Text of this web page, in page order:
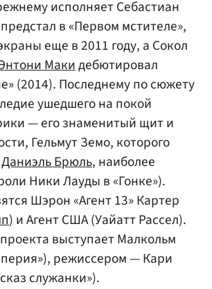
исполняет Себастиан
в «Первом мстителе»,
еще в 2011 году, а Сокол
Макидебютировал
(2014). Последнему по сюжету
ушедшего на покой
— его знаменитый щит и
Гельмут Земо, которого
Даниэль Брюль, наиболее
Ники Лауды в «Гонке»).
Шэрон «Агент 13» Картер
) и Агент США (Уайатт Рассел).
выступает Малкольм
режиссером — Кари
служанки»).